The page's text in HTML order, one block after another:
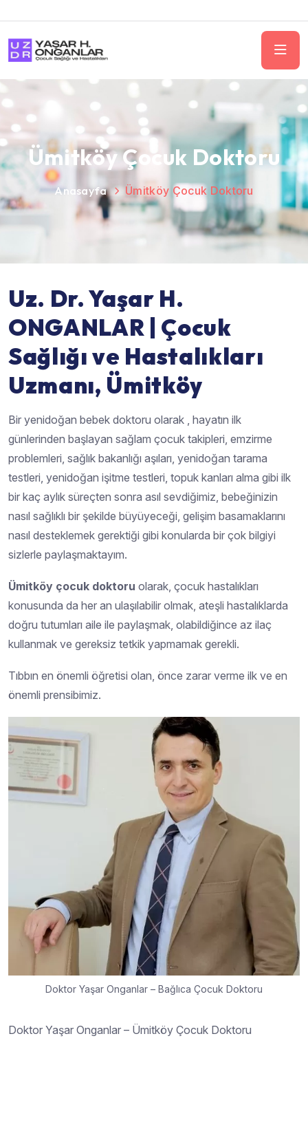
Ümitköy Çocuk Doktoru
Anasayfa Ümitköy Çocuk Doktoru
Uz. Dr. Yaşar H.
ONGANLAR | Çocuk
Sağlığı ve Hastalıkları
Uzmanı, Ümitköy
Bir yenidoğan bebek doktoru olarak , hayatın ilk
günlerinden başlayan sağlam çocuk takipleri, emzirme
problemleri, sağlık bakanlığı aşıları, yenidoğan tarama
testleri, yenidoğan işitme testleri, topuk kanları alma gibi ilk
bir kaç aylık süreçten sonra asıl sevdiğimiz, bebeğinizin
nasıl sağlıklı bir şekilde büyüyeceği, gelişim basamaklarını
nasıl desteklemek gerektiği gibi konularda bir çok bilgiyi
sizlerle paylaşmaktayım.
Ümitköy çocuk doktoru olarak, çocuk hastalıkları
konusunda da her an ulaşılabilir olmak, ateşli hastalıklarda
doğru tutumları aile ile paylaşmak, olabildiğince az ilaç
kullanmak ve gereksiz tetkik yapmamak gerekli.
Tıbbın en önemli öğretisi olan, önce zarar verme ilk ve en
önemli prensibimiz.
Doktor Yaşar Onganlar – Bağlıca Çocuk Doktoru
Doktor Yaşar Onganlar – Ümitköy Çocuk Doktoru